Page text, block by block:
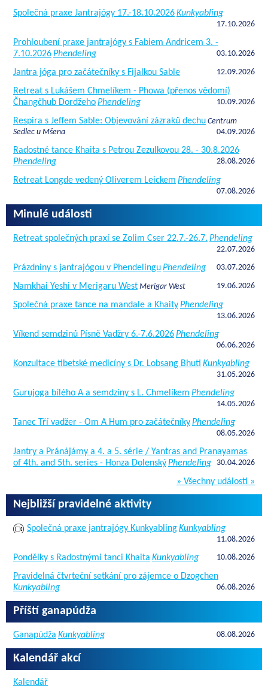
Společná praxe Jantrajógy 17.-18.10.2026Kunkyabling
17.10.2026
Prohloubení praxe jantrajógy s Fabiem Andricem 3. -
7.10.2026Phendeling 03.10.2026
Jantra jóga pro začátečníky s Fijalkou Sable 12.09.2026
Retreat s Lukášem Chmelíkem - Phowa (přenos vědomí)
Čhangčhub DordžehoPhendeling 10.09.2026
Respira s Jeffem Sable: Objevování zázraků dechu Centrum
Sedlec u Mšena
04.09.2026
Radostné tance Khaita s Petrou Zezulkovou 28. - 30.8.2026
Phendeling
28.08.2026
Retreat Longde vedený Oliverem Leickem Phendeling
07.08.2026
Minulé události
Retreat společných praxí se Zolim Cser 22.7.-26.7. Phendeling
22.07.2026
Prázdniny s jantrajógou v PhendelinguPhendeling 03.07.2026
Namkhai Yeshi v Merigaru West Merigar West 19.06.2026
Společná praxe tance na mandale a KhaityPhendeling
13.06.2026
Víkend semdzinů Písně Vadžry 6.-7.6.2026Phendeling
06.06.2026
Konzultace tibetské medicíny s Dr. Lobsang Bhuti Kunkyabling
31.05.2026
Gurujoga bílého A a semdziny s L. Chmelíkem Phendeling
14.05.2026
Tanec Tří vadžer - Om A Hum pro začátečníkyPhendeling
08.05.2026
Jantry a Pránájámy a 4. a 5. série / Yantras and Pranayamas
of 4th. and 5th. series - Honza DolenskýPhendeling 30.04.2026
» Všechny události »
Nejbližší pravidelné aktivity
Společná praxe jantrajógy KunkyablingKunkyabling
11.08.2026
Pondělky s Radostnými tanci Khaita Kunkyabling 10.08.2026
Pravidelná čtvrteční setkání pro zájemce o Dzogchen
Kunkyabling
06.08.2026
Příští ganapúdža
Ganapúdža Kunkyabling 08.08.2026
Kalendář akcí
Kalendář